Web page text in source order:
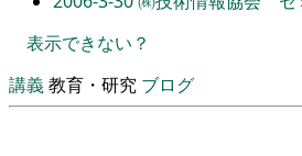
表示できない？
講義教育・研究 ブログ